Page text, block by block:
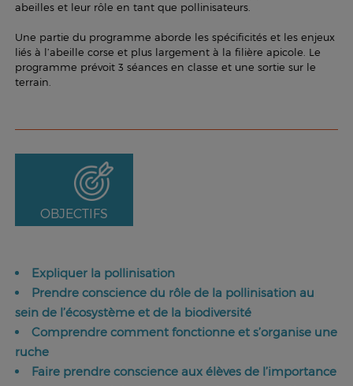
abeilles et leur rôle en tant que pollinisateurs.
Une partie du programme aborde les spécificités et les enjeux
liés à l’abeille corse et plus largement à la filière apicole. Le
programme prévoit 3 séances en classe et une sortie sur le
terrain.
OBJECTIFS
Expliquer la pollinisation
Prendre conscience du rôle de la pollinisation au
sein de l’écosystème et de la biodiversité
Comprendre comment fonctionne et s’organise une
ruche
Faire prendre conscience aux élèves de l’importance